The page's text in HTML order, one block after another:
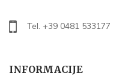
Tel. +39 0481 533177
INFORMACIJE